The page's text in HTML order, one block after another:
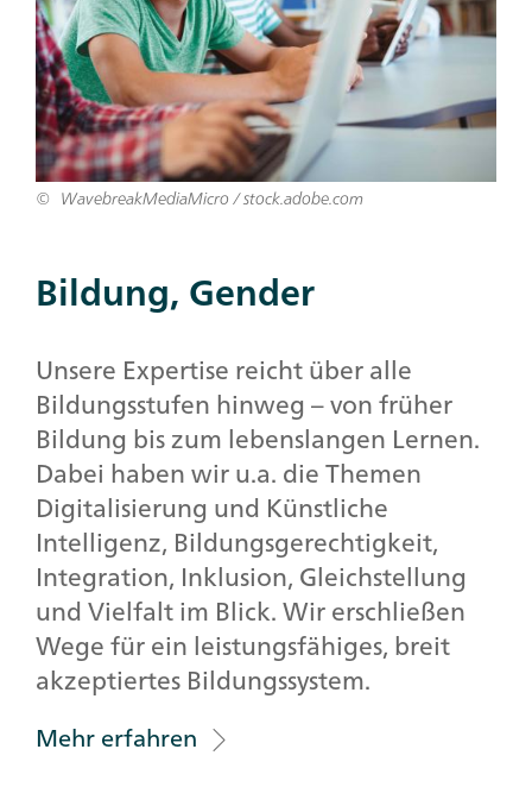
WavebreakMediaMicro / stock.adobe.com
Bildung, Gender
Unsere Expertise reicht über alle
Bildungsstufen hinweg – von früher
Bildung bis zum lebenslangen Lernen.
Dabei haben wir u.a. die Themen
Digitalisierung und Künstliche
Intelligenz, Bildungsgerechtigkeit,
Integration, Inklusion, Gleichstellung
und Vielfalt im Blick. Wir erschließen
Wege für ein leistungsfähiges, breit
akzeptiertes Bildungssystem.
Mehr erfahren